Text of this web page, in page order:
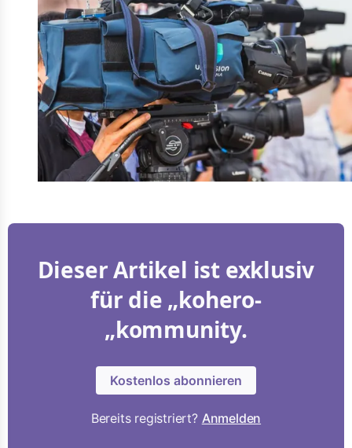
Dieser Artikel ist exklusiv
für die „kohero-
„kommunity.
Kostenlos abonnieren
Bereits registriert? Anmelden